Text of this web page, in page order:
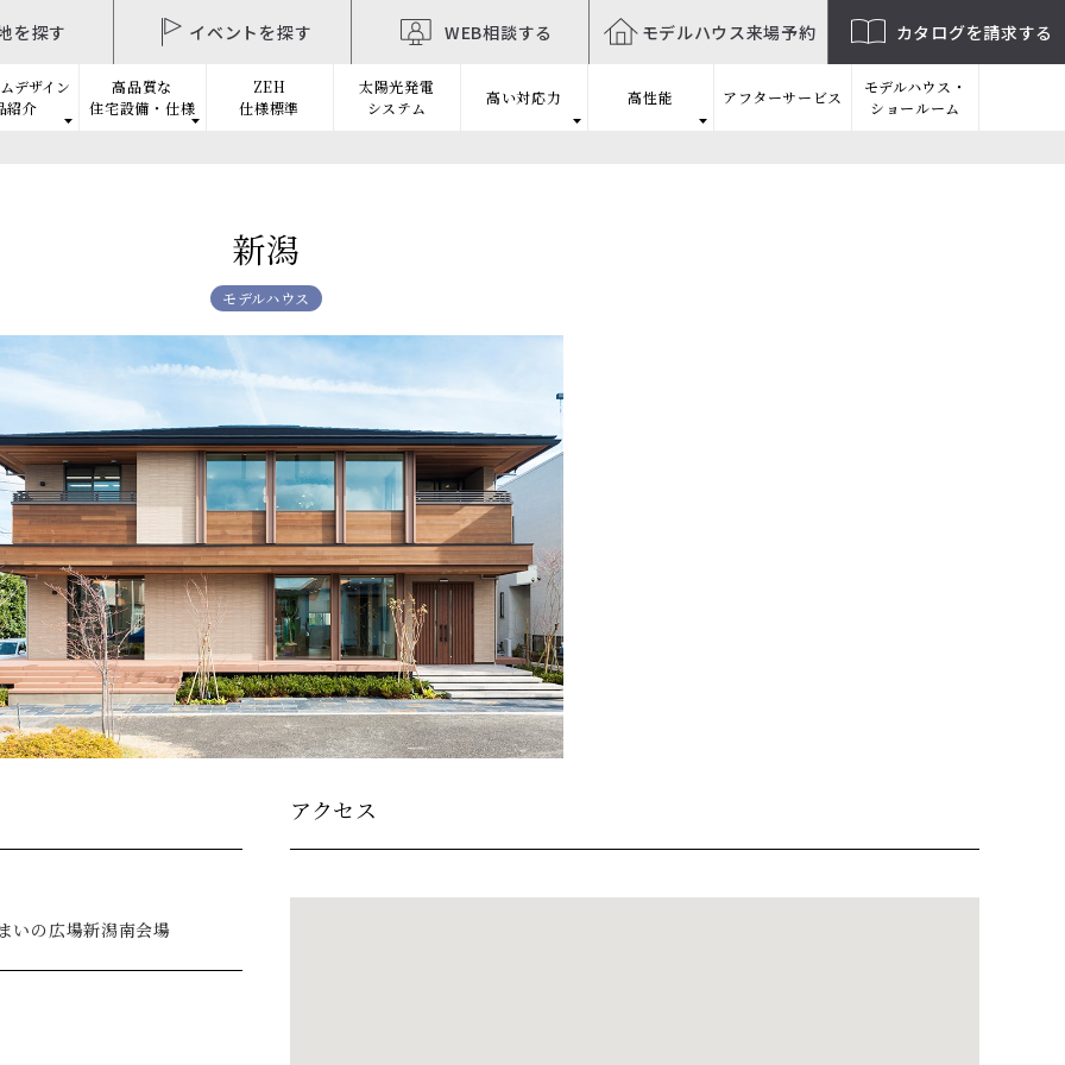
を探す イベントを探す WEB相談する モデルハウス来場予約 カタログを請求する
デザイン
紹介
高品質な
住宅設備・仕様
ZEH
仕様標準
太陽光発電
システム
高い対応力 高性能 アフターサービス
モデルハウス・
ショールーム
新潟
モデルハウス
いの広場新潟南会場
アクセス